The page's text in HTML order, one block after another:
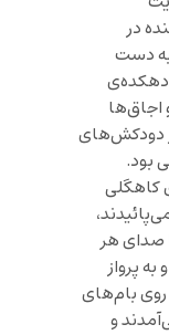
در
به دست
«دهکده‌ی
اجاق‌ها
دودکش‌های
بود.
کاهگلی
صدای هر
پرواز
بام‌های
و